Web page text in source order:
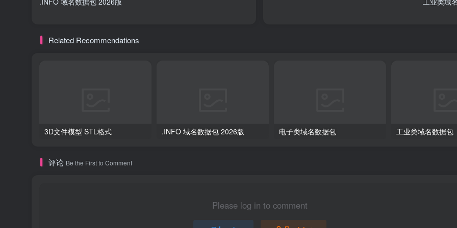
Related Recommendations
3D文件模型 STL格式 .INFO 域名数据包 2026版 电子类域名数据包 工业类域名数据包
评论 Be the First to Comment
Please log in to comment